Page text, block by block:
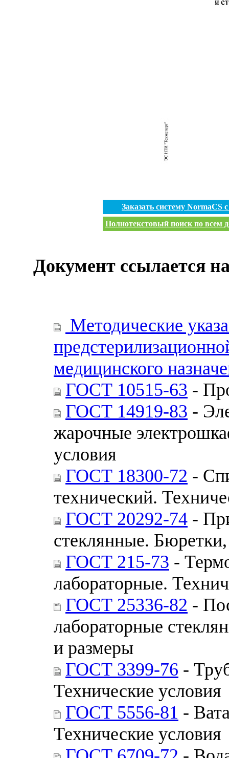
Заказать систему
Полнотекстовый поиск по всем
Документ ссылается
Методические
медицинского
ГОСТ 10515-63 -
ГОСТ 14919-83 -
жарочные
условия
ГОСТ 18300-72 -
технический.
ГОСТ 20292-74 -
стеклянные.
ГОСТ 215-73 -
лабораторные.
ГОСТ 25336-82 -
лабораторные
и размеры
ГОСТ 3399-76 -
Технические условия
ГОСТ 5556-81 -
Технические условия